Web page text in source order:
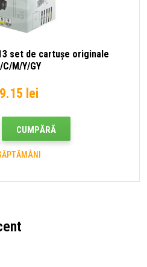
set de cartușe originale
C/M/Y/GY
lei
CUMPĂRĂ